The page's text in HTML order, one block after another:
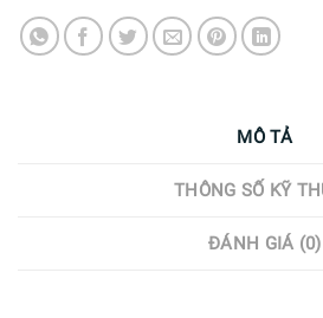
MÔ TẢ
THÔNG SỐ KỸ
ĐÁNH GIÁ (0)